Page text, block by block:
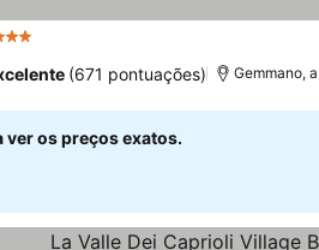
Estrelas
(671 pontuações) Gemmano,
ver os preços exatos.